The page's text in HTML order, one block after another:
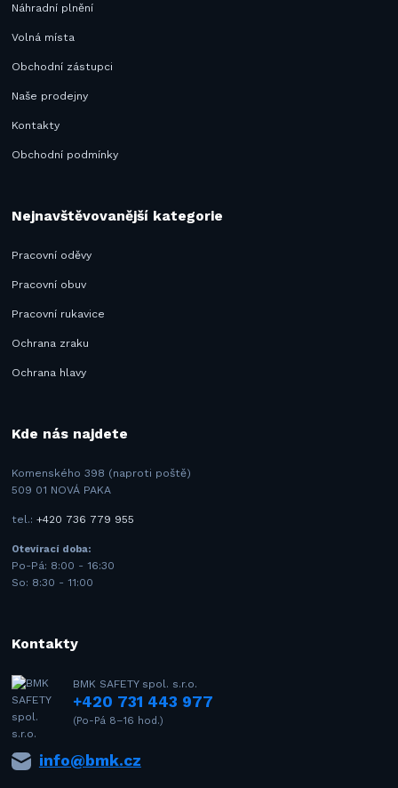
Náhradní plnění
Volná místa
Obchodní zástupci
Naše prodejny
Kontakty
Obchodní podmínky
Nejnavštěvovanější kategorie
Pracovní oděvy
Pracovní obuv
Pracovní rukavice
Ochrana zraku
Ochrana hlavy
Kde nás najdete
Komenského 398 (naproti poště)
509 01 NOVÁ PAKA
tel.:+420 736 779 955
Otevírací doba:
Po-Pá: 8:00 - 16:30
So: 8:30 - 11:00
Kontakty
BMK SAFETY spol. s.r.o.
+420 731 443 977
(Po-Pá 8–16 hod.)
info@bmk.cz